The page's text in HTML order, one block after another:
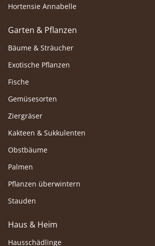
Hortensie Annabelle
Garten & Pflanzen
Bäume & Sträucher
Exotische Pflanzen
Fische
Gemüsesorten
Ziergräser
Kakteen & Sukkulenten
Obstbäume
Palmen
Pflanzen überwintern
Stauden
Haus & Heim
Hausschädlinge